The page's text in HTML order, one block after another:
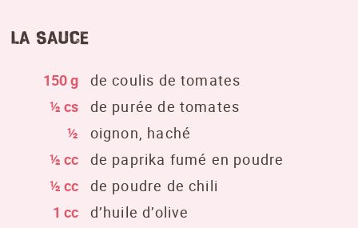
la sauce
150 g
de coulis de tomates
½ cs
de purée de tomates
½
oignon, haché
½ cc
de paprika fumé en poudre
½ cc
de poudre de chili
1 cc
d’huile d’olive